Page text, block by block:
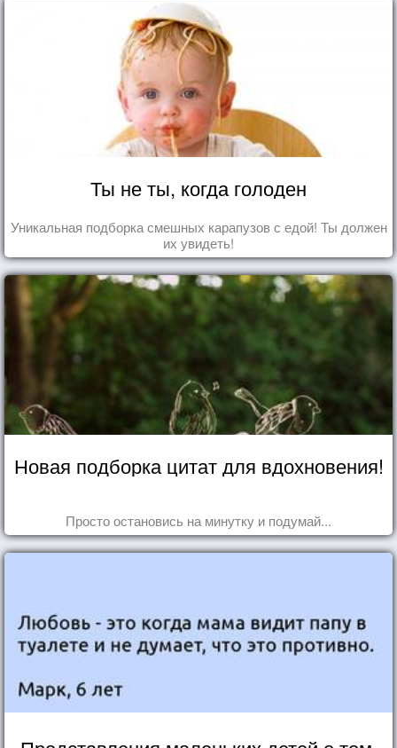
Ты не ты, когда голоден
Уникальная подборка смешных карапузов с едой! Ты должен
их увидеть!
Новая подборка цитат для вдохновения!
Просто остановись на минутку и подумай...